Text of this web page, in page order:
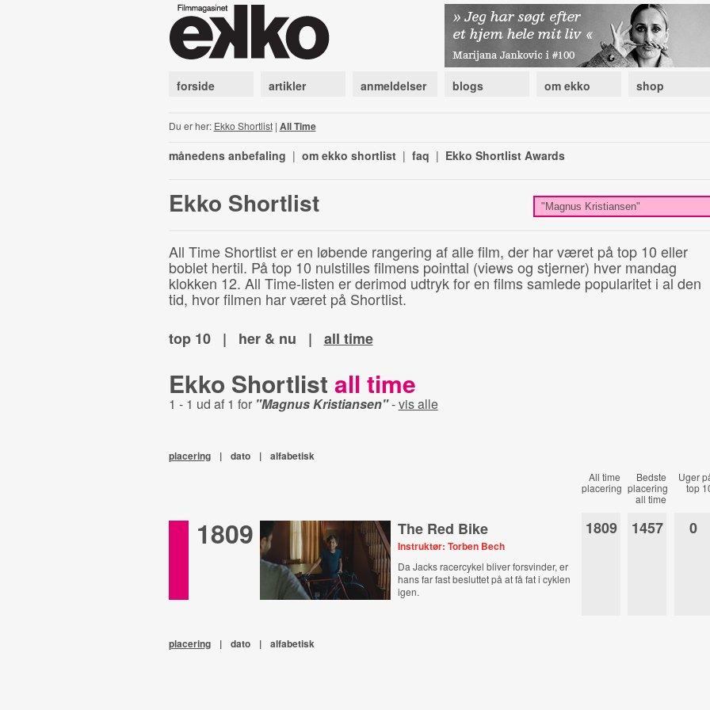
forside artikler anmeldelser blogs om ekko shop
Du er her: Ekko Shortlist| All Time
månedens anbefaling | om ekko shortlist | faq | Ekko Shortlist Awards
Ekko Shortlist
All Time Shortlist er en løbende rangering af alle film, der har været på top 10 eller
boblet hertil. På top 10 nulstilles filmens pointtal (views og stjerner) hver mandag
klokken 12. All Time-listen er derimod udtryk for en films samlede popularitet i al den
tid, hvor filmen har været på Shortlist.
top 10
| her & nu | all time
Ekko Shortlist all time
1 - 1 ud af 1 for "Magnus Kristiansen"-vis alle
placering | dato | alfabetisk
All time
placering
Bedste
placering
all time
Uger
top
1809 The Red Bike
Instruktør: Torben Bech
Da Jacks racercykel bliver forsvinder, er
hans far fast besluttet på at få fat i cyklen
igen.
1809 1457 0
placering | dato | alfabetisk